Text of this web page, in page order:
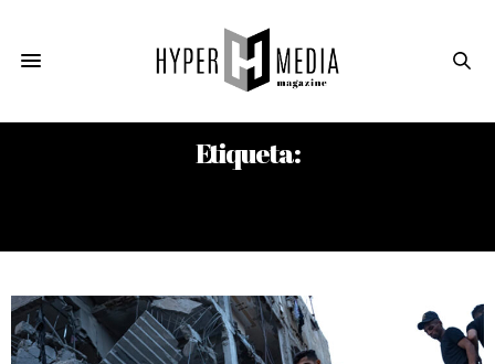
Etiqueta: